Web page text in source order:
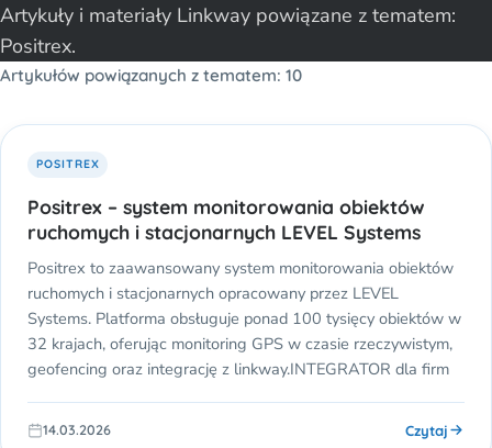
Artykuły i materiały Linkway powiązane z tematem:
Positrex.
Artykułów powiązanych z tematem: 10
POSITREX
Positrex – system monitorowania obiektów
ruchomych i stacjonarnych LEVEL Systems
Positrex to zaawansowany system monitorowania obiektów
ruchomych i stacjonarnych opracowany przez LEVEL
Systems. Platforma obsługuje ponad 100 tysięcy obiektów w
32 krajach, oferując monitoring GPS w czasie rzeczywistym,
geofencing oraz integrację z linkway.INTEGRATOR dla firm
14.03.2026 Czytaj